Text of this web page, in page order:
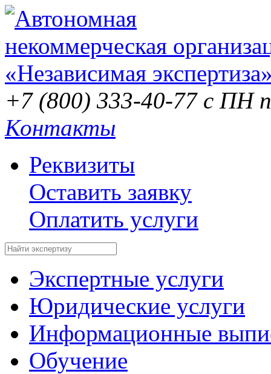
+7 (800) 333-40-77 с ПН
Контакты
Реквизиты
Оставить заявку
Оплатить услуги
Экспертные услуги
Юридические услуги
Информационные
Обучение